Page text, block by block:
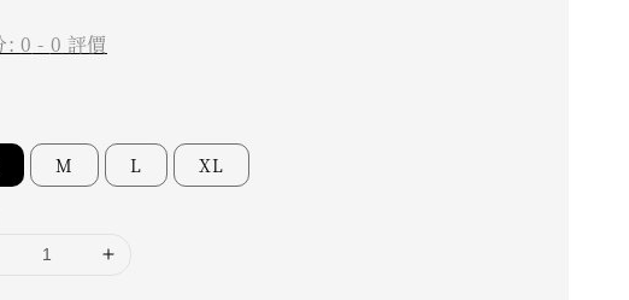
:0 - 0 評價
M L XL